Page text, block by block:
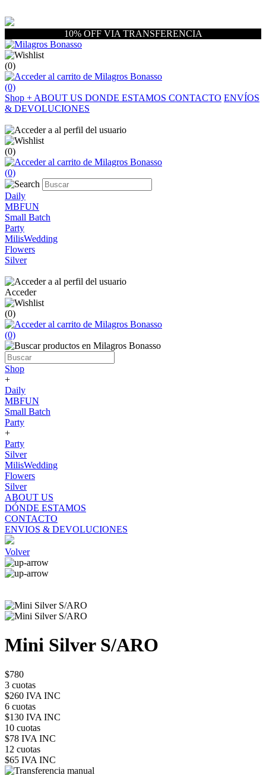
10% OFF VIA TRANSFERENCIA
(0)
(0)
Shop + ABOUT US DONDE ESTAMOS CONTACTO ENVÍOS
& DEVOLUCIONES
(0)
(0)
Daily
MBFUN
Small Batch
Party
MilisWedding
Flowers
Silver
Acceder
(0)
(0)
Shop
+
Daily
MBFUN
Small Batch
Party
+
Party
Silver
MilisWedding
Flowers
Silver
ABOUT US
DÓNDE ESTAMOS
CONTACTO
ENVIOS & DEVOLUCIONES
Volver
Mini Silver S/ARO
$780
3 cuotas
$260 IVA INC
6 cuotas
$130 IVA INC
10 cuotas
$78 IVA INC
12 cuotas
$65 IVA INC